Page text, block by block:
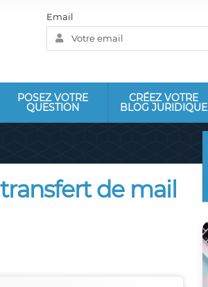
Email
POSEZ VOTRE
QUESTION
CRÉEZ VOTRE
BLOG JURIDIQUE
de mail